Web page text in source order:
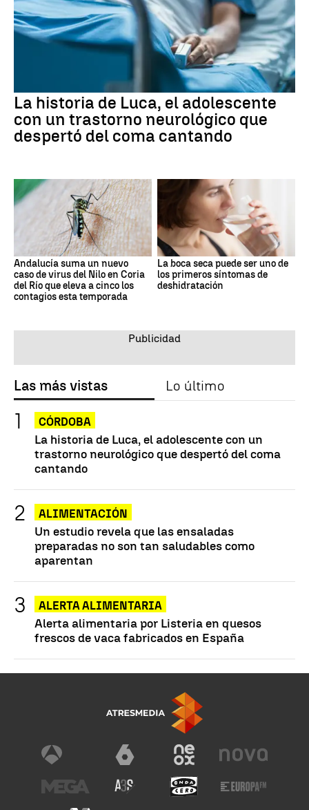
La historia de Luca, el adolescente
con un trastorno neurológico que
despertó del coma cantando
Andalucía suma un nuevo
caso de virus del Nilo en Coria
del Río que eleva a cinco los
contagios esta temporada
La boca seca puede ser uno de
los primeros síntomas de
deshidratación
Las más vistas Lo último
CÓRDOBA
La historia de Luca, el adolescente con un
trastorno neurológico que despertó del coma
cantando
ALIMENTACIÓN
Un estudio revela que las ensaladas
preparadas no son tan saludables como
aparentan
ALERTA ALIMENTARIA
Alerta alimentaria por Listeria en quesos
frescos de vaca fabricados en España